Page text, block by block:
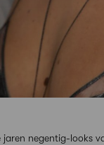
negentig-looks